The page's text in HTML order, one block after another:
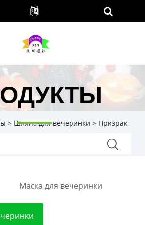
> Шляпа для вечеринки > Призрак
Маска для вечеринки